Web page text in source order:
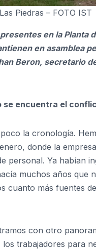
Piedras – FOTO IST
en la Planta
en asamblea
Beron, secretario
se encuentra el
la cronología.
donde la
personal. Ya habían
muchos años que
cuanto más fuentes
con otro
trabajadores para